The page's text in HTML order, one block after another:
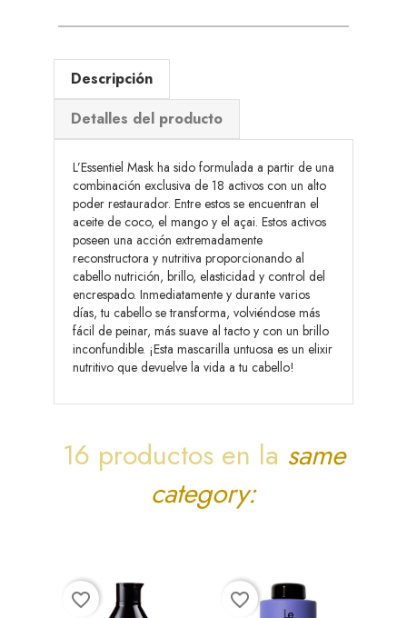
Descripción
Detalles del producto
L’Essentiel Mask ha sido formulada a partir de una
combinación exclusiva de 18 activos con un alto
poder restaurador. Entre estos se encuentran el
aceite de coco, el mango y el açai. Estos activos
poseen una acción extremadamente
reconstructora y nutritiva proporcionando al
cabello nutrición, brillo, elasticidad y control del
encrespado. Inmediatamente y durante varios
días, tu cabello se transforma, volviéndose más
fácil de peinar, más suave al tacto y con un brillo
inconfundible. ¡Esta mascarilla untuosa es un elixir
nutritivo que devuelve la vida a tu cabello!
16 productos en la same
category:
favorite_border favorite_border